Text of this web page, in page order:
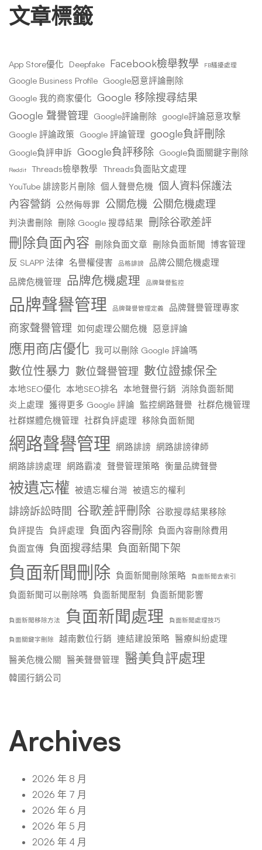
文章標籤
App Store優化 Deepfake Facebook檢舉教學 FB騷擾處理
Google Business Profile Google惡意評論刪除
Google 我的商家優化 Google 移除搜尋結果
Google 聲譽管理 Google評論刪除 google評論惡意攻擊
Google 評論政策 Google 評論管理 google負評刪除
Google負評申訴 Google負評移除 Google負面關鍵字刪除
Reddit Threads檢舉教學 Threads負面貼文處理
YouTube 誹謗影片刪除 個人聲譽危機 個人資料保護法
內容營銷 公然侮辱罪 公關危機 公關危機處理
判決書刪除 刪除 Google 搜尋結果 刪除谷歌差評
刪除負面內容 刪除負面文章 刪除負面新聞 博客管理
反 SLAPP 法律 名譽權侵害 品格誹謗
品牌公關危機處理
品牌危機管理 品牌危機處理 品牌聲譽監控
品牌聲譽管理 品牌聲譽管理定義 品牌聲譽管理專家
商家聲譽管理 如何處理公關危機 惡意評論
應用商店優化 我可以刪除 Google 評論嗎
數位性暴力 數位聲譽管理 數位證據保全
本地SEO優化 本地SEO排名 本地聲譽行銷 消除負面新聞
炎上處理 獲得更多 Google 評論 監控網路聲譽 社群危機管理
社群媒體危機管理 社群負評處理 移除負面新聞
網路聲譽管理 網路誹謗 網路誹謗律師
網路誹謗處理 網路霸凌 聲譽管理策略 衡量品牌聲譽
被遺忘權 被遺忘權台灣 被遺忘的權利
誹謗訴訟時間 谷歌差評刪除 谷歌搜尋結果移除
負評提告 負評處理 負面內容刪除 負面內容刪除費用
負面宣傳 負面搜尋結果 負面新聞下架
負面新聞刪除 負面新聞刪除策略 負面新聞去索引
負面新聞可以刪除嗎 負面新聞壓制 負面新聞影響
負面新聞移除方法 負面新聞處理 負面新聞處理技巧
負面關鍵字刪除 越南數位行銷 連結建設策略 醫療糾紛處理
醫美危機公關 醫美聲譽管理 醫美負評處理
韓國行銷公司
Archives
2026 年 8 月
2026 年 7 月
2026 年 6 月
2026 年 5 月
2026 年 4 月